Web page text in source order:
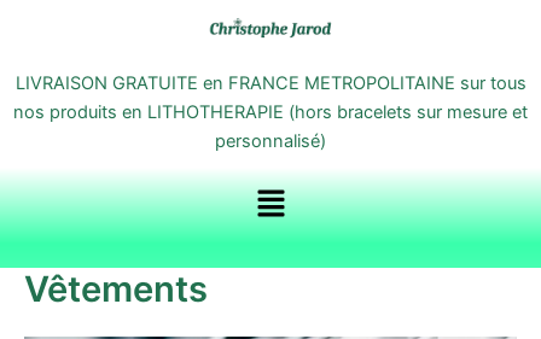
contenu
LIVRAISON GRATUITE en FRANCE METROPOLITAINE sur tous
nos produits en LITHOTHERAPIE (hors bracelets sur mesure et
personnalisé)
Menu
Vêtements